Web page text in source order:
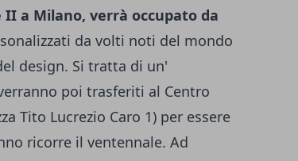
a Milano, verrà occupato da
da volti noti del mondo
design. Si tratta di un'
poi trasferiti al Centro
Tito Lucrezio Caro 1) per essere
ricorre il ventennale. Ad